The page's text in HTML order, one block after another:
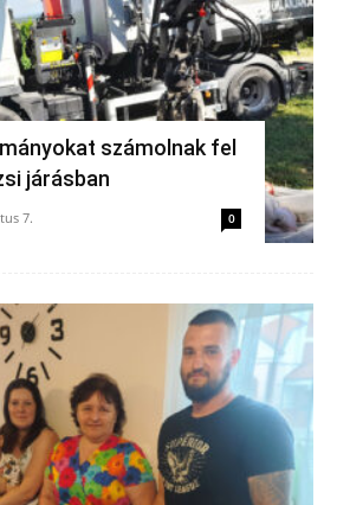
számolnak fel
járásban
7. 0